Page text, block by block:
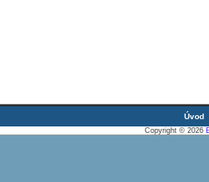
Úvod
Copyright © 2026